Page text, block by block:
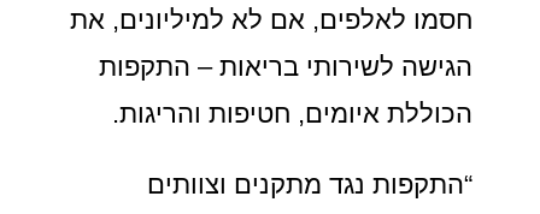
חסמו לאלפים, אם לא למיליונים, את
הגישה לשירותי בריאות – התקפות
הכוללת איומים, חטיפות והריגות.
“התקפות נגד מתקנים וצוותים